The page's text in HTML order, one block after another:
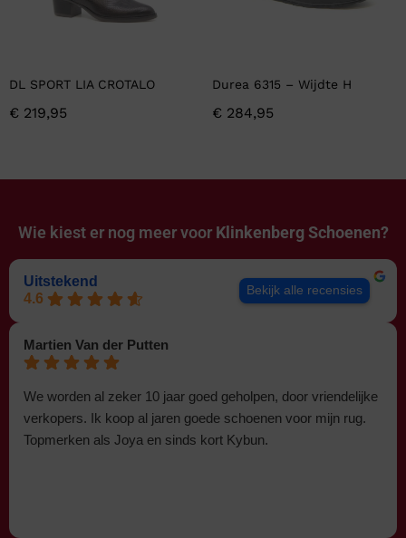
DL SPORT LIA CROTALO
€ 219,95
Durea 6315 – Wijdte H
€ 284,95
Wie kiest er nog meer voor Klinkenberg Schoenen?
Uitstekend
4.6
Bekijk alle recensies
Martien Van der Putten
We worden al zeker 10 jaar goed geholpen, door vriendelijke
verkopers. Ik koop al jaren goede schoenen voor mijn rug.
Topmerken als Joya en sinds kort Kybun.